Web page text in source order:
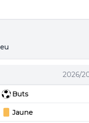
2026/
Buts
Jaune